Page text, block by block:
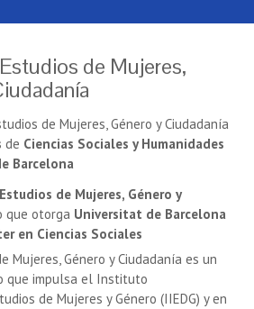
de Mujeres,
de Mujeres, Género y Ciudadanía
de Ciencias Sociales y Humanidades
Barcelona
de Mujeres, Género y
otorga Universitat de Barcelona
en Ciencias Sociales
Mujeres, Género y Ciudadanía es un
que impulsa el Instituto
de Mujeres y Género (IIEDG) y en